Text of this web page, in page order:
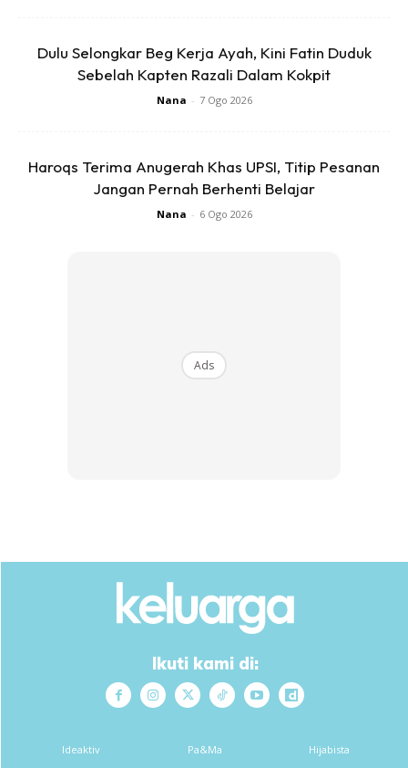
View this post on Instagram
Perkongsian tersebut mendapat perhatian ramai. Rata-
rata menitipkan ucapan tahniah dan doa semoga
Dulu Selongkar Beg Kerja Ayah, Kini Fatin Duduk
Sebelah Kapten Razali Dalam Kokpit
Nana - 7 Ogo 2026
Haroqs Terima Anugerah Khas UPSI, Titip Pesanan
Jangan Pernah Berhenti Belajar
Nana - 6 Ogo 2026
Ads
Ikuti kami di:
Ideaktiv Pa&Ma Hijabista